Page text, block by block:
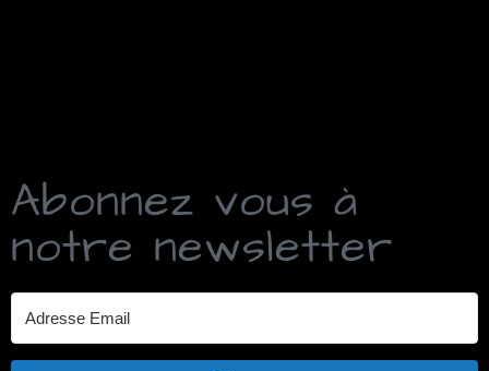
Abonnez vous à
notre newsletter